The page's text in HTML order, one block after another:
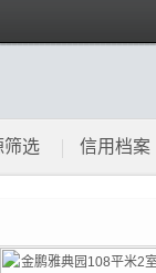
筛选 信用档案